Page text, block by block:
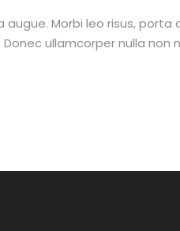
Morbi leo risus,
ullamcorper nulla non